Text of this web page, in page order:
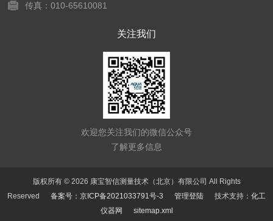
传真：010-65610081
关注我们
欢迎您关注我们的微信公众号
了解更多信息
版权所有 © 2026 康宝智信测量技术（北京）有限公司 All Rights
Reserved 备案号：京ICP备2021033791号-3 管理登陆 技术支持： 化工
仪器网
sitemap.xml